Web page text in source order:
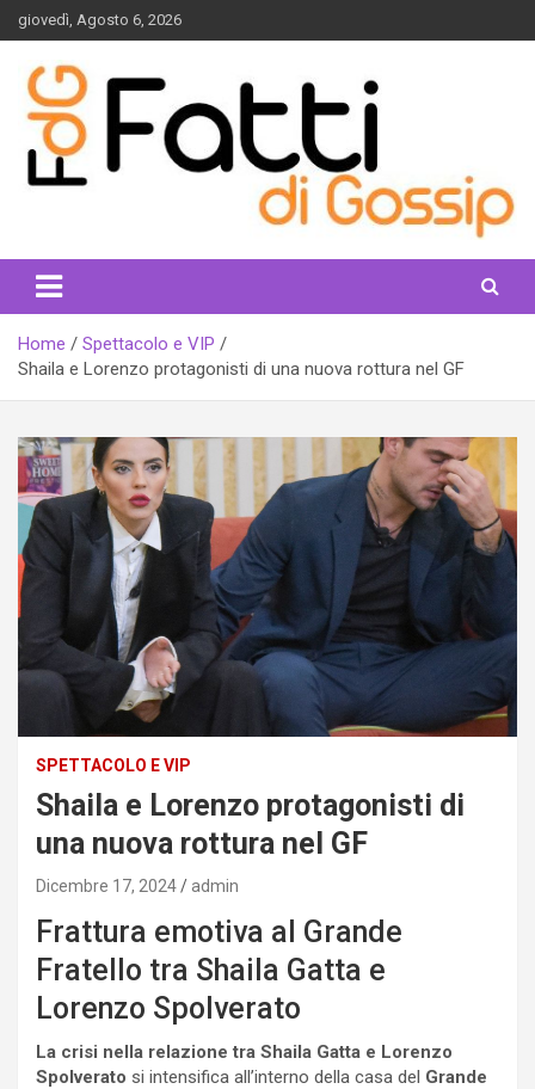
Skip
to
content
giovedì, Agosto 6, 2026
fattidigossip.com
Home
Spettacolo e VIP
Shaila e Lorenzo protagonisti di una nuova rottura nel GF
SPETTACOLO E VIP
Shaila e Lorenzo protagonisti di
una nuova rottura nel GF
Dicembre 17, 2024 admin
Frattura emotiva al Grande
Fratello tra Shaila Gatta e
Lorenzo Spolverato
La crisi nella relazione tra Shaila Gatta e Lorenzo
Spolverato si intensifica all’interno della casa del Grande